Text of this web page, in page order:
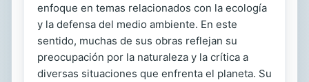
enfoque en temas relacionados con la ecología
y la defensa del medio ambiente. En este
sentido, muchas de sus obras reflejan su
preocupación por la naturaleza y la crítica a
diversas situaciones que enfrenta el planeta. Su